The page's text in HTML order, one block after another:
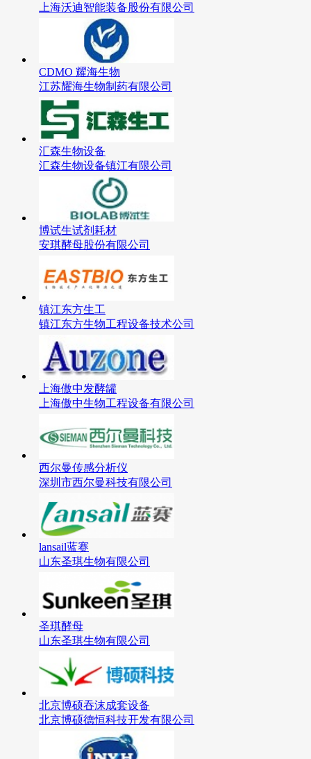
上海沃迪智能装备股份有限公司
CDMO 耀海生物
江苏耀海生物制药有限公司
汇森生物设备
汇森生物设备镇江有限公司
博试生试剂耗材
安琪酵母股份有限公司
镇江东方生工
镇江东方生物工程设备技术公司
上海傲中发酵罐
上海傲中生物工程设备有限公司
西尔曼传感分析仪
深圳市西尔曼科技有限公司
lansail蓝赛
山东圣琪生物有限公司
圣琪酵母
山东圣琪生物有限公司
北京博硕吞沫成套设备
北京博硕德恒科技开发有限公司